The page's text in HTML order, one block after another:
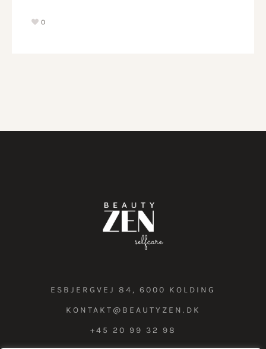
0
ESBJERGVEJ 84, 6000 KOLDING
KONTAKT@BEAUTYZEN.DK
+45 20 99 32 98